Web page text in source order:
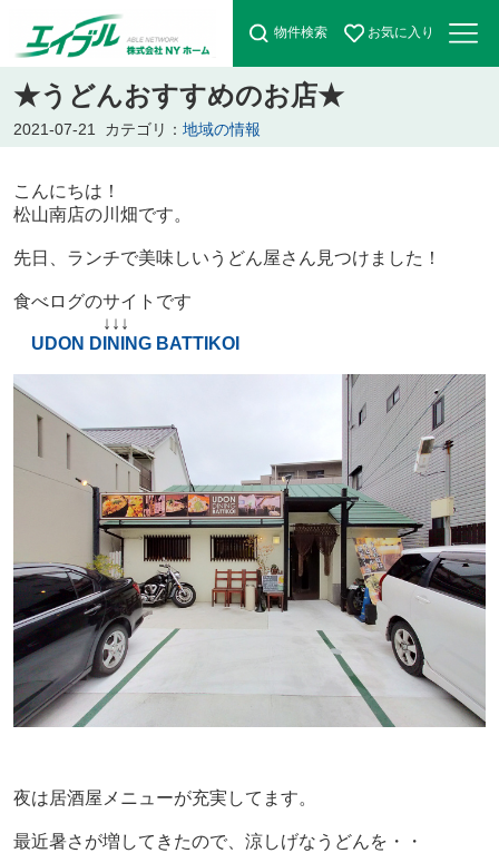
物件検索 お気に入り
★うどんおすすめのお店★
2021-07-21 カテゴリ： 地域の情報
こんにちは！
松山南店の川畑です。
先日、ランチで美味しいうどん屋さん見つけました！
食べログのサイトです
↓↓↓
UDON DINI NG BATTIKOI
夜は居酒屋メニューが充実してます。
最近暑さが増してきたので、涼しげなうどんを・・